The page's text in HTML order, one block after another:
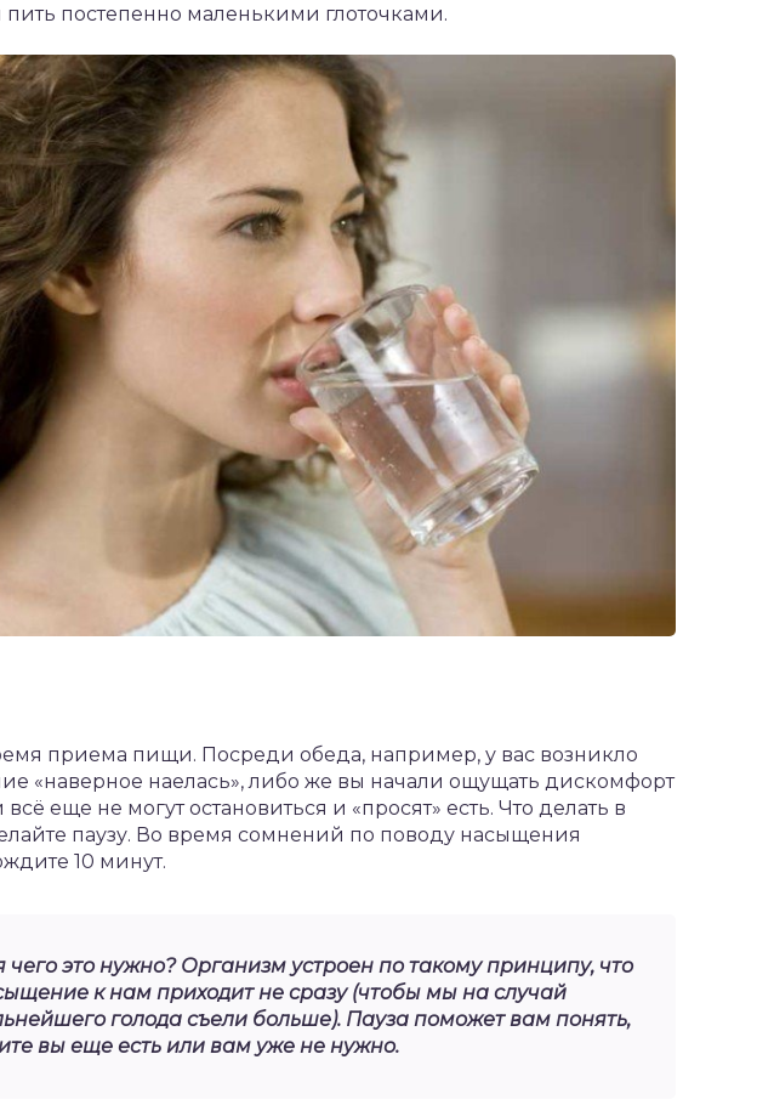
пить постепенно маленькими глоточками.
приема пищи. Посреди обеда, например, у вас возникло
«наверное наелась», либо же вы начали ощущать дискомфорт
еще не могут остановиться и «просят» есть. Что делать в
паузу. Во время сомнений по поводу насыщения
10 минут.
чего это нужно? Организм устроен по такому принципу, что
к нам приходит не сразу (чтобы мы на случай
голода съели больше). Пауза поможет вам понять,
вы еще есть или вам уже не нужно.